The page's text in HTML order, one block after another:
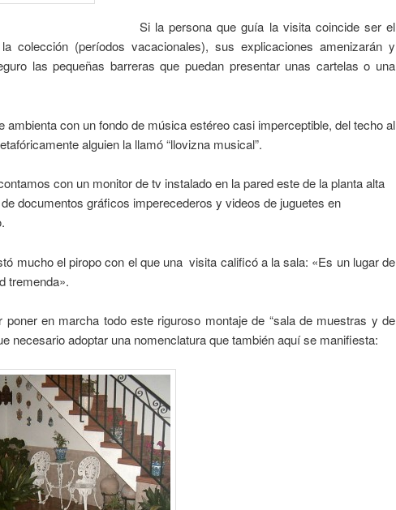
Si la persona que guía la visita coincide ser el
colección (períodos vacacionales), sus explicaciones amenizarán y
las pequeñas barreras que puedan presentar unas cartelas o una
con un fondo de música estéreo casi imperceptible, del techo al
alguien la llamó “llovizna musical”.
con un monitor de tv instalado en la pared este de la planta alta
documentos gráficos imperecederos y videos de juguetes en
el piropo con el que una visita calificó a la sala: «Es un lugar de
tremenda».
en marcha todo este riguroso montaje de “sala de muestras y de
necesario adoptar una nomenclatura que también aquí se manifiesta: